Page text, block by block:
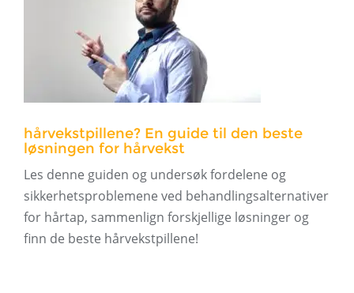
hårvekstpillene? En guide til den beste
løsningen for hårvekst
Les denne guiden og undersøk fordelene og
sikkerhetsproblemene ved behandlingsalternativer
for hårtap, sammenlign forskjellige løsninger og
finn de beste hårvekstpillene!